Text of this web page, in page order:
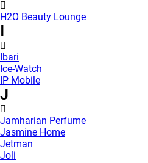
H2O Beauty Lounge
Ibari
Ice-Watch
IP Mobile
J
Jamharian Perfume
Jasmine Home
Jetman
Joli